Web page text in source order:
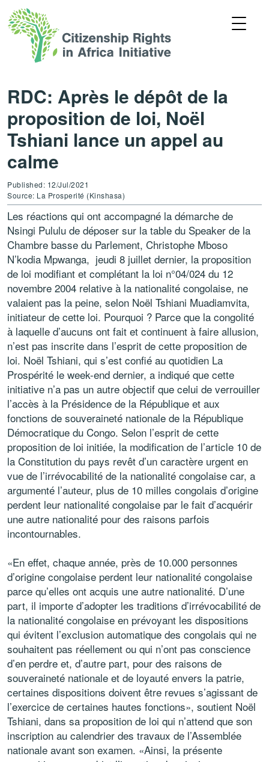
RDC: Après le dépôt de la
proposition de loi, Noël
Tshiani lance un appel au
calme
Published: 12/Jul/2021
Source: La Prosperité (Kinshasa)
Les réactions qui ont accompagné la démarche de
Nsingi Pululu de déposer sur la table du Speaker de la
Chambre basse du Parlement, Christophe Mboso
N’kodia Mpwanga, jeudi 8 juillet dernier, la proposition
de loi modifiant et complétant la loi n°04/024 du 12
novembre 2004 relative à la nationalité congolaise, ne
valaient pas la peine, selon Noël Tshiani Muadiamvita,
initiateur de cette loi. Pourquoi ? Parce que la congolité
à laquelle d’aucuns ont fait et continuent à faire allusion,
n’est pas inscrite dans l’esprit de cette proposition de
loi. Noël Tshiani, qui s’est confié au quotidien La
Prospérité le week-end dernier, a indiqué que cette
initiative n’a pas un autre objectif que celui de verrouiller
l’accès à la Présidence de la République et aux
fonctions de souveraineté nationale de la République
Démocratique du Congo. Selon l’esprit de cette
proposition de loi initiée, la modification de l’article 10 de
la Constitution du pays revêt d’un caractère urgent en
vue de l’irrévocabilité de la nationalité congolaise car, a
argumenté l’auteur, plus de 10 milles congolais d’origine
perdent leur nationalité congolaise par le fait d’acquérir
une autre nationalité pour des raisons parfois
incontournables.
«En effet, chaque année, près de 10.000 personnes
d’origine congolaise perdent leur nationalité congolaise
parce qu’elles ont acquis une autre nationalité. D’une
part, il importe d’adopter les traditions d’irrévocabilité de
la nationalité congolaise en prévoyant les dispositions
qui évitent l’exclusion automatique des congolais qui ne
souhaitent pas réellement ou qui n’ont pas conscience
d’en perdre et, d’autre part, pour des raisons de
souveraineté nationale et de loyauté envers la patrie,
certaines dispositions doivent être revues s’agissant de
l’exercice de certaines hautes fonctions», soutient Noël
Tshiani, dans sa proposition de loi qui n’attend que son
inscription au calendrier des travaux de l’Assemblée
nationale avant son examen. «Ainsi, la présente